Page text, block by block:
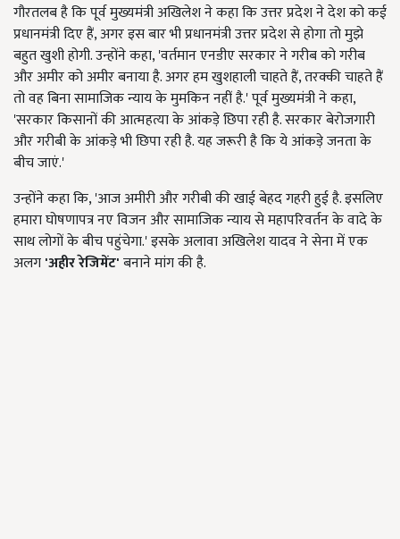
गौरतलब है कि पूर्व मुख्यमंत्री अखिलेश ने कहा कि उत्तर प्रदेश ने देश को कई
प्रधानमंत्री दिए हैं, अगर इस बार भी प्रधानमंत्री उत्तर प्रदेश से होगा तो मुझे
बहुत खुशी होगी. उन्होंने कहा, 'वर्तमान एनडीए सरकार ने गरीब को गरीब
और अमीर को अमीर बनाया है. अगर हम खुशहाली चाहते हैं, तरक्की चाहते हैं
तो वह बिना सामाजिक न्याय के मुमकिन नहीं है.' पूर्व मुख्यमंत्री ने कहा,
'सरकार किसानों की आत्महत्या के आंकड़े छिपा रही है. सरकार बेरोजगारी
और गरीबी के आंकड़े भी छिपा रही है. यह जरूरी है कि ये आंकड़े जनता के
बीच जाएं.'
उन्होंने कहा कि, 'आज अमीरी और गरीबी की खाई बेहद गहरी हुई है. इसलिए
हमारा घोषणापत्र नए विजन और सामाजिक न्याय से महापरिवर्तन के वादे के
साथ लोगों के बीच पहुंचेगा.' इसके अलावा अखिलेश यादव ने सेना में एक
अलग'अहीर रेजिमेंट'बनाने मांग की है.